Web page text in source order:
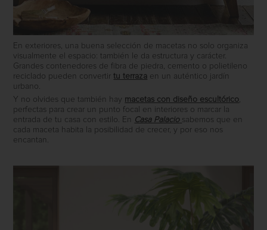
En exteriores, una buena selección de macetas no solo organiza
visualmente el espacio: también le da estructura y carácter.
Grandes contenedores de fibra de piedra, cemento o polietileno
reciclado pueden convertir tu terraza en un auténtico jardín
urbano.
Y no olvides que también hay macetas con diseño escultórico,
perfectas para crear un punto focal en interiores o marcar la
entrada de tu casa con estilo. En Casa Palacio sabemos que en
cada maceta habita la posibilidad de crecer, y por eso nos
encantan.